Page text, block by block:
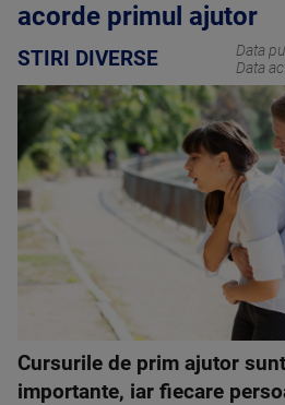
acorde primul ajutor
STIRI DIVERSE Data
Data
Cursurile de prim ajutor
importante, iar fiecare